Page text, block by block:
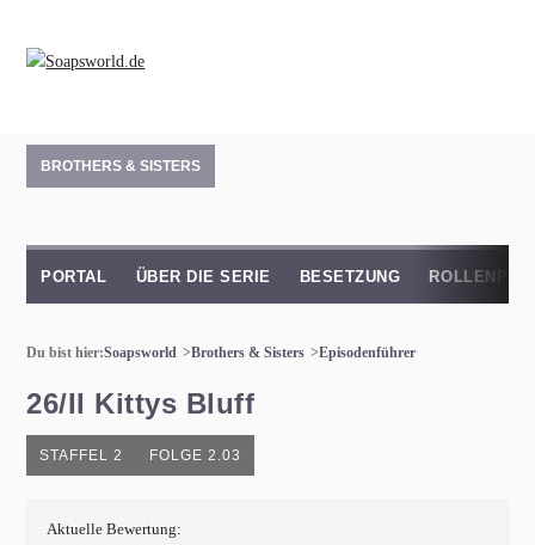
BROTHERS & SISTERS
PORTAL ÜBER DIE SERIE BESETZUNG
Du bist hier:Soapsworld Brothers & Sisters Episodenführer
26/II Kittys Bluff
STAFFEL 2 FOLGE 2.03
Aktuelle Bewertung: